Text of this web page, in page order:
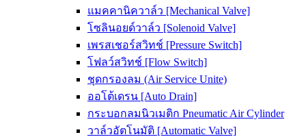
แมคคานิควาล์ว [Mechanical Valve]
โซลินอยด์วาล์ว [Solenoid Valve]
เพรสเชอร์สวิทช์ [Pressure Switch]
โฟลว์สวิทช์ [Flow Switch]
ชุดกรองลม (Air Service Unite)
ออโต้เดรน [Auto Drain]
กระบอกลมนิวเมติก Pneumatic Air Cylinder
วาล์วอัตโนมัติ [Automatic Valve]